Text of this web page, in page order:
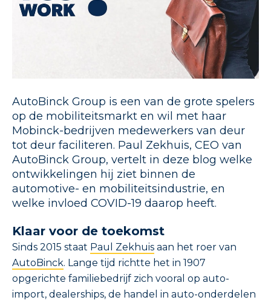
AutoBinck Group is een van de grote spelers
op de mobiliteitsmarkt en wil met haar
Mobinck-bedrijven medewerkers van deur
tot deur faciliteren. Paul Zekhuis, CEO van
AutoBinck Group, vertelt in deze blog welke
ontwikkelingen hij ziet binnen de
automotive- en mobiliteitsindustrie, en
welke invloed COVID-19 daarop heeft.
Klaar voor de toekomst
Sinds 2015 staat Paul Zekhuis aan het roer van
AutoBinck. Lange tijd richtte het in 1907
opgerichte familiebedrijf zich vooral op auto-
import, dealerships, de handel in auto-onderdelen